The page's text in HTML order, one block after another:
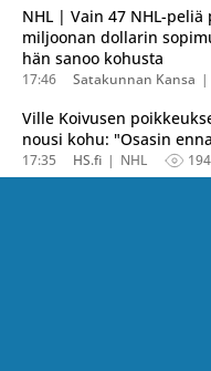
NHL | Vain 47 NHL-
miljoonan dollarin
hän sanoo kohusta
17:46 Satakunnan Kansa
Ville Koivusen
nousi kohu: "Osasin
17:35 HS.fi NHL 194